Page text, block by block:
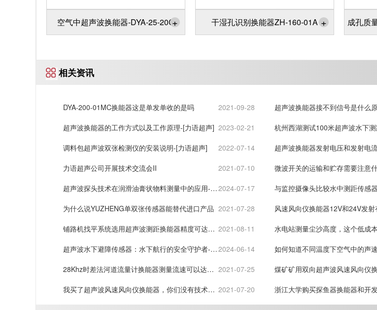
空气中超声波换能器-DYA-25-20C+ 干湿孔识别换能器ZH-160-01A + 成孔质
相关资讯
DYA-200-01MC换能器这是单发单收的是吗 2021-09-28 超声波换能器接不到信号是什么
超声波换能器的工作方式以及工作原理-[力语超声] 2023-02-21
杭州西湖测试100米超声波水下
调料包超声波双张检测仪的安装说明-[力语超声] 2022-07-14 超声波换能器发射电压和发射电
力语超声公司开展技术交流会II 2021-07-10 微波开关的运输和贮存需要注意
超声波探头技术在润滑油膏状物料测量中的应用-
2024-07-17
与监控摄像头比较水中测距传感
为什么说YUZHENG单双张传感器能替代进口产品 2021-07-28 风速风向仪换能器12V和24V发
铺路机找平系统选用超声波测距换能器精度可达到 2021-08-11
水电站测量尘沙高度，这个低成
超声波水下避障传感器：水下航行的安全守护者-
2024-06-14 如何知道不同温度下空气中的声
28Khz时差法河道流量计换能器测量流速可以达到 2021-07-25 煤矿矿用双向超声波风速风向仪
我买了超声波风速风向仪换能器，你们没有技术手 2021-07-20 浙江大学购买探鱼器换能器和开